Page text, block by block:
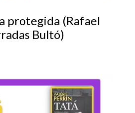
protegida (Rafael
Bultó)